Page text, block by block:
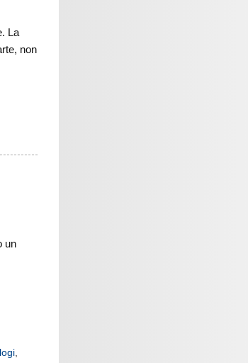
La
non
un